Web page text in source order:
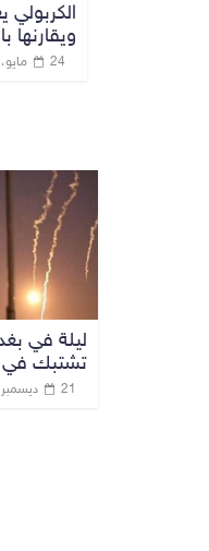
ويقارنها
24 مايو، 2019
ليلة في
تشتبك في
21 ديسمبر، 2020